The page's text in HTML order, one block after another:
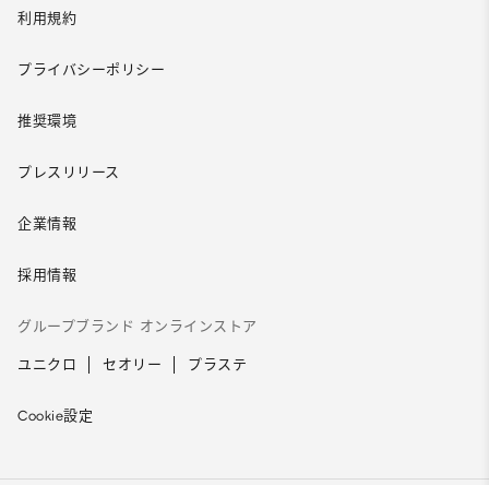
利用規約
プライバシーポリシー
推奨環境
プレスリリース
企業情報
採用情報
グループブランド オンラインストア
ユニクロ セオリー プラステ
Cookie設定